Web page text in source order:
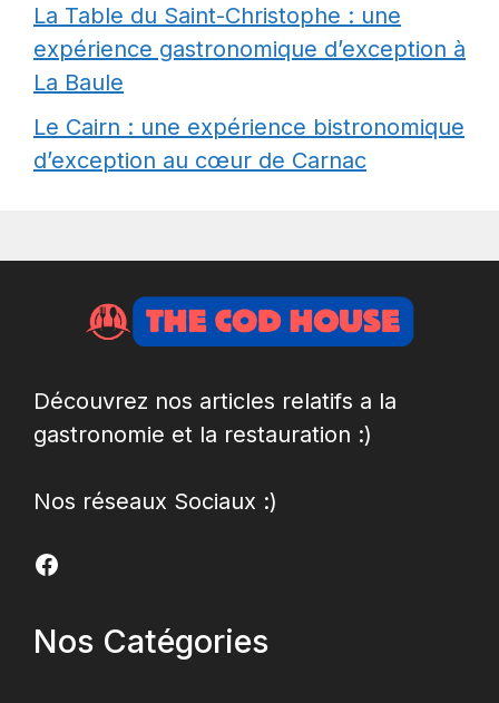
La Table du Saint-Christophe : une
expérience gastronomique d’exception à
La Baule
Le Cairn : une expérience bistronomique
d’exception au cœur de Carnac
Découvrez nos articles relatifs a la
gastronomie et la restauration :)
Nos réseaux Sociaux :)
Facebook
Nos Catégories